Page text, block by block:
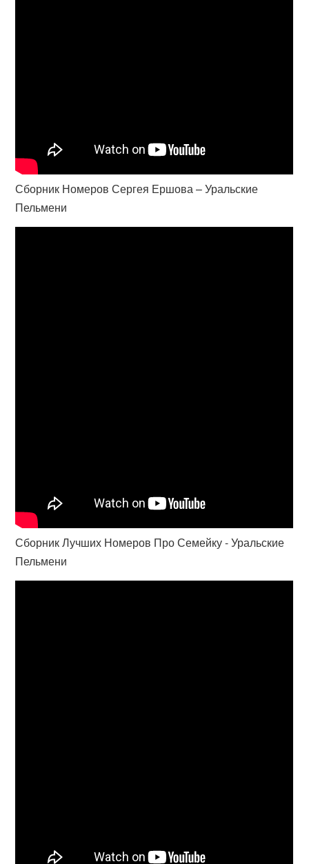
Сборник Номеров Сергея Ершова – Уральские
Пельмени
Сборник Лучших Номеров Про Семейку - Уральские
Пельмени